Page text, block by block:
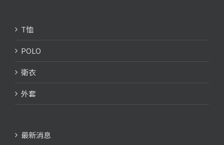
T恤
POLO
衛衣
外套
最新消息